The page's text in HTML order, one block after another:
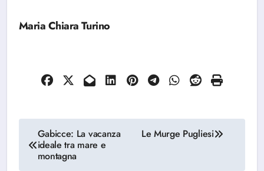
Maria Chiara Turino
Navigazione
articoli
Gabicce: La vacanza
ideale tra mare e
montagna
Le Murge Pugliesi